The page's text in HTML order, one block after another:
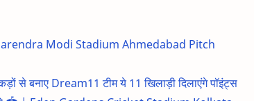
Narendra Modi Stadium Ahmedabad Pitch
से बनाए Dream11 टीम ये 11 खिलाड़ी दिलाएंगे पॉइंट्स